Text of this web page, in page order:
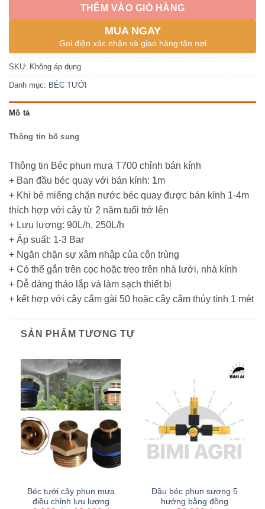
THÊM VÀO GIỎ HÀNG
MUA NGAY
Gọi điện xác nhận và giao hàng tận nơi
SKU: Không áp dụng
Danh mục: BÉC TƯỚI
Mô tả
Thông tin bổ sung
Thông tin Béc phun mưa T700 chỉnh bán kính
+ Ban đầu béc quay với bán kính: 1m
+ Khi bẻ miếng chặn nước béc quay được bán kính 1-4m
thích hợp với cây từ 2 năm tuổi trở lên
+ Lưu lượng: 90L/h, 250L/h
+ Áp suất: 1-3 Bar
+ Ngăn chặn sự xâm nhập của côn trùng
+ Có thể gắn trên cọc hoặc treo trên nhà lưới, nhà kính
+ Dễ dàng tháo lắp và làm sạch thiết bị
+ kết hợp với cây cắm gài 50 hoặc cây cắm thủy tinh 1 mét
SẢN PHẨM TƯƠNG TỰ
Béc tưới cây phun mưa
điều chỉnh lưu lượng
Đầu béc phun sương 5
hướng bằng đồng